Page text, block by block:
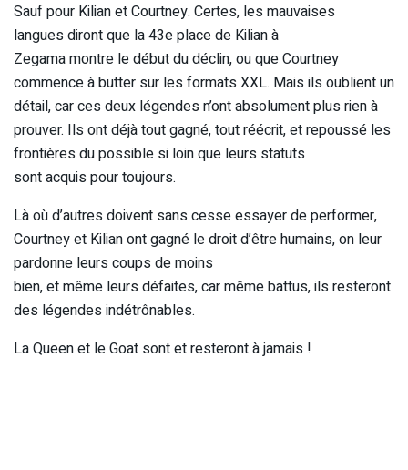
Sauf pour Kilian et Courtney. Certes, les mauvaises
langues diront que la 43e place de Kilian à
Zegama montre le début du déclin, ou que Courtney
commence à butter sur les formats XXL. Mais ils oublient un
détail, car ces deux légendes n’ont absolument plus rien à
prouver. Ils ont déjà tout gagné, tout réécrit, et repoussé les
frontières du possible si loin que leurs statuts
sont acquis pour toujours.
Là où d’autres doivent sans cesse essayer de performer,
Courtney et Kilian ont gagné le droit d’être humains, on leur
pardonne leurs coups de moins
bien, et même leurs défaites, car même battus, ils resteront
des légendes indétrônables.
La Queen et le Goat sont et resteront à jamais !